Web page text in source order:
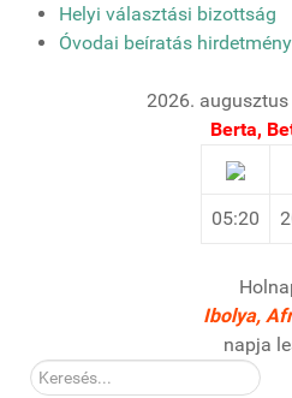
Helyi választási bizottság
Óvodai beíratás hirdetmény
2026.
Berta,
05:20
Ibolya,
napja
Kereső: